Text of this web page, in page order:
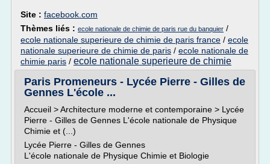
Site : facebook.com
Thèmes liés : ecole nationale de chimie de paris rue du banquier /
ecole nationale superieure de chimie de paris france / ecole
nationale superieure de chimie de paris / ecole nationale de
chimie paris / ecole nationale superieure de chimie
Paris Promeneurs - Lycée Pierre - Gilles de
Gennes L'école ...
Accueil > Architecture moderne et contemporaine > Lycée
Pierre - Gilles de Gennes L'école nationale de Physique
Chimie et (...)
Lycée Pierre - Gilles de Gennes
L'école nationale de Physique Chimie et Biologie